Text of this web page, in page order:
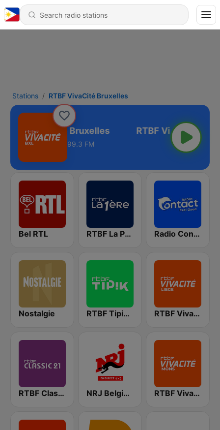
Stations RTBF VivaCité Bruxelles
RTBF VivaCité Bruxelles
99.3 FM
Bel RTL RTBF La Première Radio Contact
Nostalgie RTBF Tipik FM RTBF VivaCité Liège
RTBF Classic 21 NRJ Belgique RTBF VivaCité Hainaut